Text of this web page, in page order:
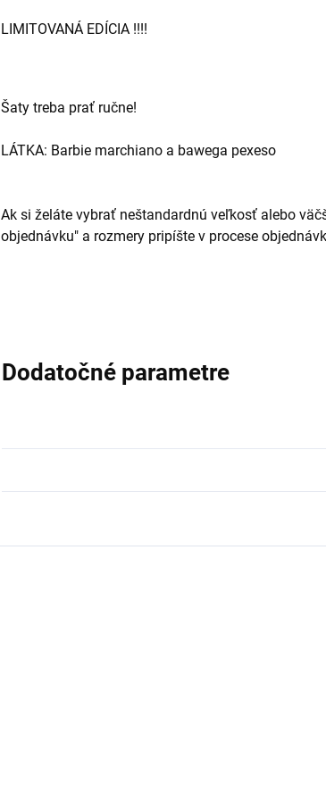
LIMITOVANÁ EDÍCIA !!!!
Šaty treba prať ručne!
LÁTKA: Barbie marchiano a bawega pexeso
Ak si želáte vybrať neštandardnú veľkosť alebo
objednávku" a rozmery pripíšte v procese
Dodatočné parametre